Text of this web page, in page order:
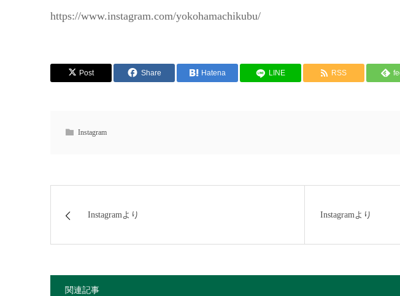
https://www.instagram.com/yokohamachikubu/
Post Share Hatena LINE RSS
Instagram
Instagramより Instagramより
関連記事